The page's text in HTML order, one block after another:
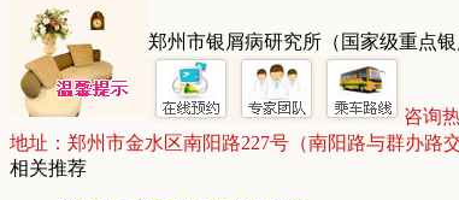
郑州市银屑病研究所（国家级重点
咨询
地址：郑州市金水区南阳路227号（南阳路与群办路
相关推荐